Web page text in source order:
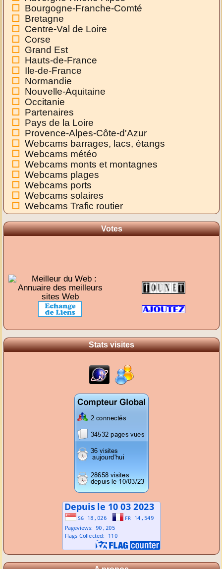
Bourgogne-Franche-Comté
Bretagne
Centre-Val de Loire
Corse
Grand Est
Hauts-de-France
Ile-de-France
Normandie
Nouvelle-Aquitaine
Occitanie
Partenaires
Pays de la Loire
Provence-Alpes-Côte-d'Azur
Webcams barrages, lacs, étangs
Webcams météo
Webcams monts et montagnes
Webcams plages
Webcams ports
Webcams solaires
Webcams Trafic routier
Votes
Stats visites